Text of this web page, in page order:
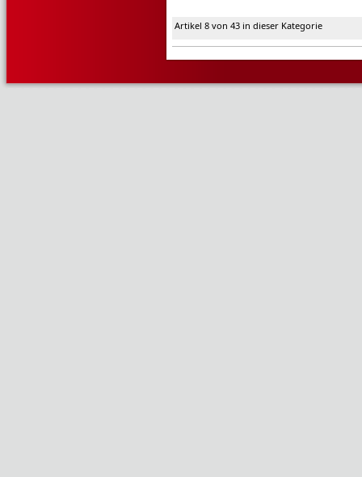
Artikel 8 von 43 in dieser Kategorie